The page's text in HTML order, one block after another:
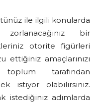
ile ilgili konularda
bir
otorite figürleri
ettiğiniz amaçlarınızı
tarafından
istiyor olabilirsiniz.
istediğiniz adımlarda